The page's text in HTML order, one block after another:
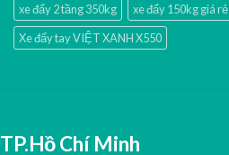
xe đẩy 2 tầng 350kg
xe đẩy 150kg giá rẻ
Xe đẩy tay VIỆT XANH X550
TP.Hồ Chí Minh